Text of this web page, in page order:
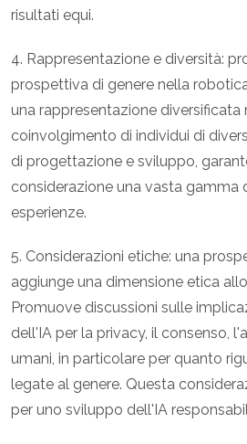
risultati equi.
4. Rappresentazione e diversità:
prospettiva di genere nella
una rappresentazione diversificata
coinvolgimento di individui di
di progettazione e sviluppo,
considerazione una vasta gamma
esperienze.
5. Considerazioni etiche: una
aggiunge una dimensione etica
Promuove discussioni sulle
dell'IA per la privacy, il consenso,
umani, in particolare per quanto
legate al genere. Questa
per uno sviluppo dell'IA